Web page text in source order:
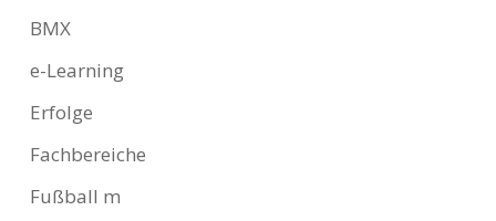
BMX
e-Learning
Erfolge
Fachbereiche
Fußball m